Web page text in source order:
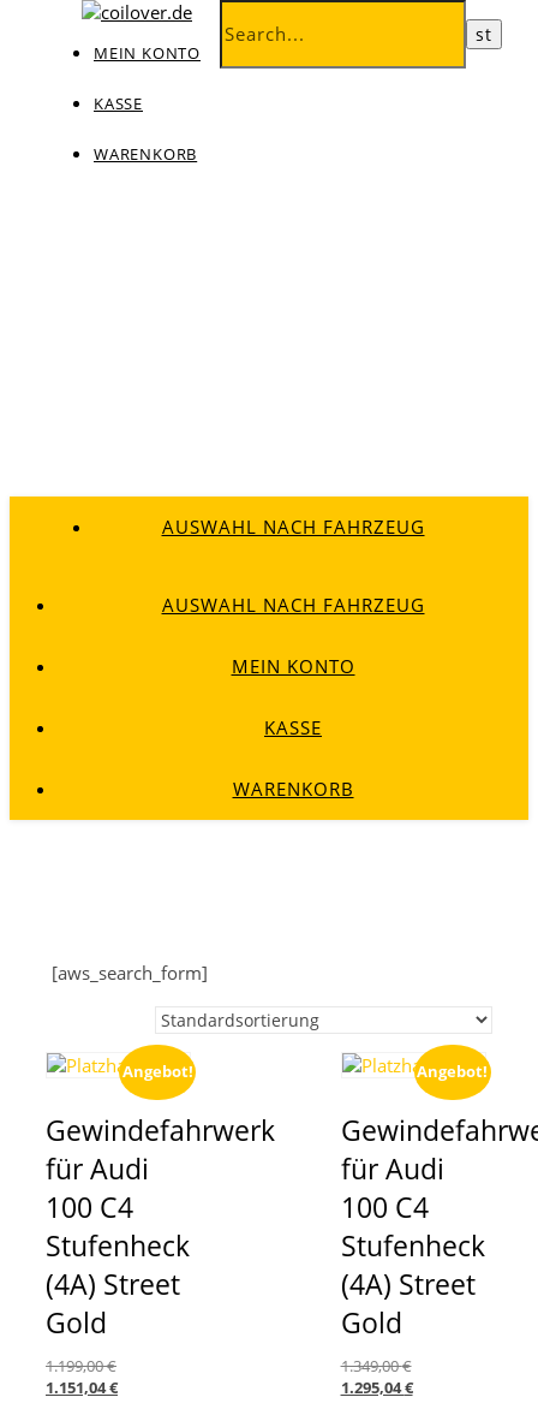
MEIN KONTO
KASSE
WARENKORB
AUSWAHL NACH FAHRZEUG
AUSWAHL NACH FAHRZEUG
MEIN KONTO
KASSE
WARENKORB
[aws_search_form]
Angebot!
Gewindefahrwerk
für Audi
100 C4
Stufenheck
(4A) Street
Gold
1.199,00€Ursprünglicher
Preis
1.151,04€Aktueller
Angebot!
für Audi
100 C4
Stufenheck
(4A) Street
Gold
1.349,00€Ursprünglicher
Preis
1.295,04€Aktueller